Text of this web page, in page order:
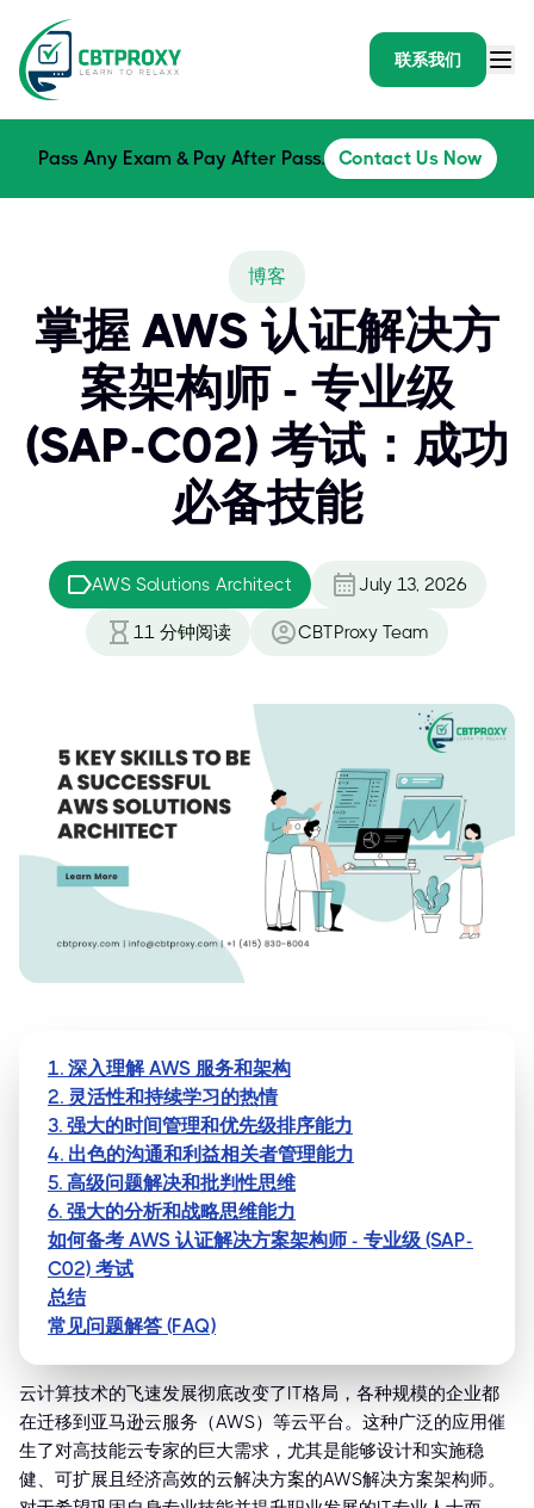
联系我们
Pass Any Exam & Pay After Pass. Contact Us Now
博客
掌握 AWS 认证解决方
案架构师 - 专业级
(SAP-C02) 考试：成功
必备技能
AWS Solutions Architect July 13, 2026
11 分钟阅读 CBTProxy Team
1. 深入理解 AWS 服务和架构
2. 灵活性和持续学习的热情
3. 强大的时间管理和优先级排序能力
4. 出色的沟通和利益相关者管理能力
5. 高级问题解决和批判性思维
6. 强大的分析和战略思维能力
如何备考 AWS 认证解决方案架构师 - 专业级 (SAP-
C02) 考试
总结
常见问题解答 (FAQ)
云计算技术的飞速发展彻底改变了IT格局，各种规模的企业都
在迁移到亚马逊云服务（AWS）等云平台。这种广泛的应用催
生了对高技能云专家的巨大需求，尤其是能够设计和实施稳
健、可扩展且经济高效的云解决方案的AWS解决方案架构师。